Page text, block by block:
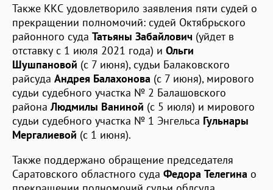
Также ККС удовлетворило заявления пяти судей о
прекращении полномочий: судей Октябрьского
районного суда Татьяны Забайлович (уйдет в
отставку с 1 июля 2021 года) и Ольги
Шушпановой (с 7 июня), судьи Балаковского
райсуда Андрея Балахонова (с 7 июня), мирового
судьи судебного участка № 2 Балашовского
района Людмилы Ваниной (с 5 июля) и мирового
судьи судебного участка № 1 Энгельса Гульнары
Мергалиевой (с 1 июня).
Также поддержано обращение председателя
Саратовского областного суда Федора Телегина о